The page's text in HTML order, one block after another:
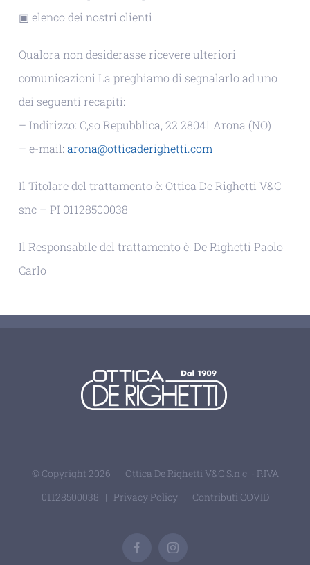
▣ elenco dei nostri clienti
Qualora non desiderasse ricevere ulteriori
comunicazioni La preghiamo di segnalarlo ad uno
dei seguenti recapiti:
– Indirizzo: C,so Repubblica, 22 28041 Arona (NO)
– e-mail: arona@otticaderighetti.com
Il Titolare del trattamento è: Ottica De Righetti V&C
snc – PI 01128500038
Il Responsabile del trattamento è: De Righetti Paolo
Carlo
© Copyright 2026 | Ottica De Righetti V&C S.n.c. - P.IVA
01128500038 | Privacy Policy | Contributi COVID
FacebookInstagram